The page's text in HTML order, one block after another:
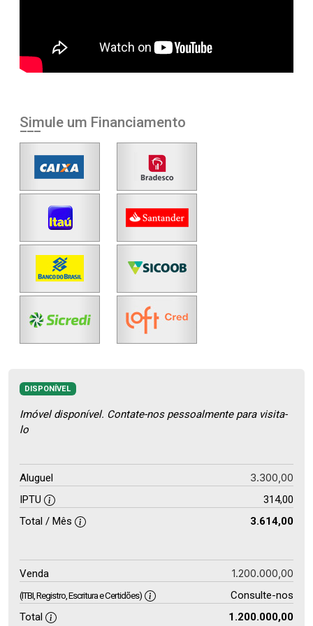
Simule um Financiamento
DISPONÍVEL
Imóvel disponível. Contate-nos pessoalmente para visita-
lo
Aluguel 3.300,00
IPTU
314,00
Total / Mês
3.614,00
Venda 1.200.000,00
(ITBI, Registro, Escritura e Certidões)
Consulte-nos
Total
1.200.000,00